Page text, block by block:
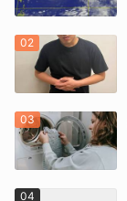
02
03
04